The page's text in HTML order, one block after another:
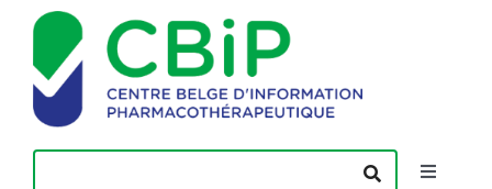
Passer
contenu
Toggle